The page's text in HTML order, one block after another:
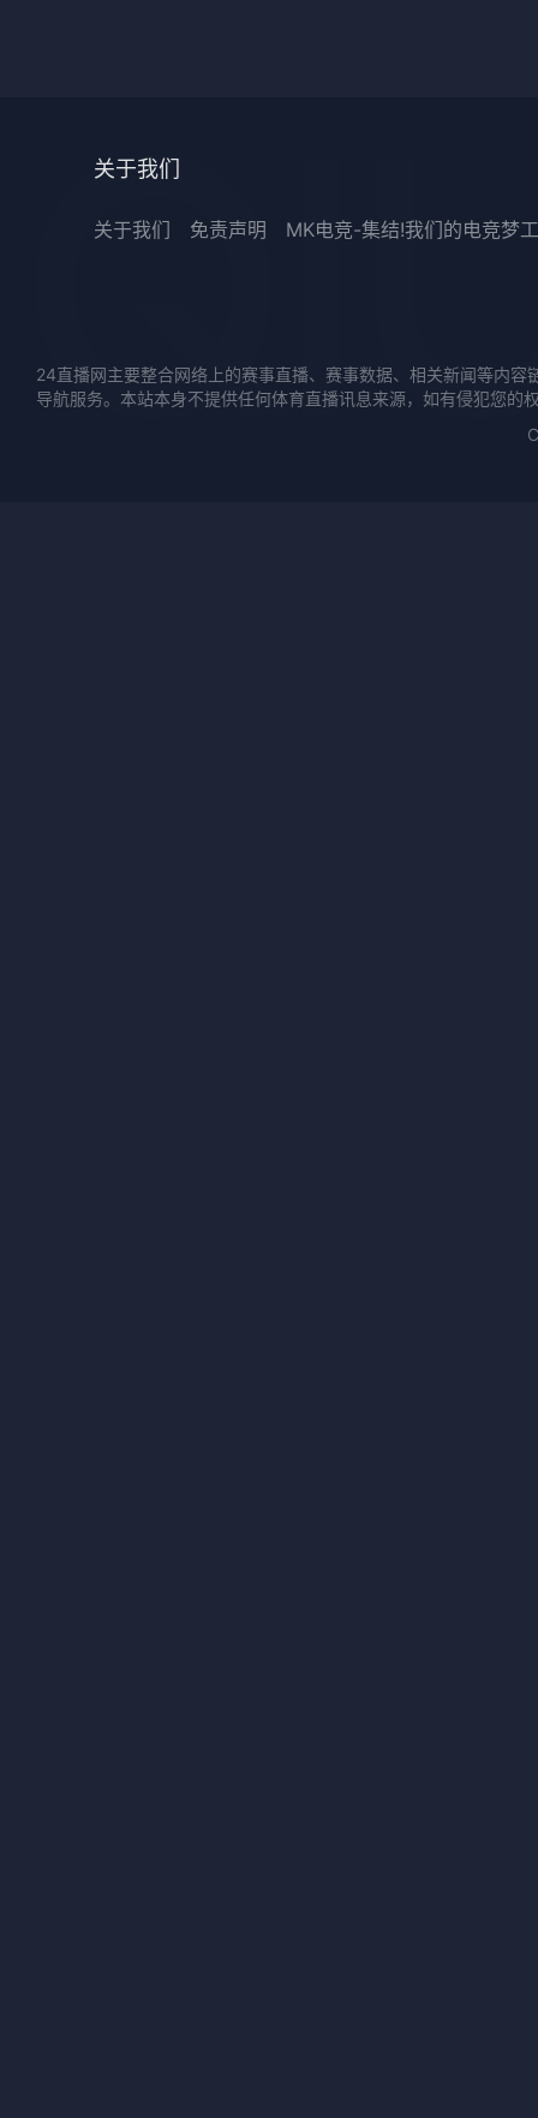
关于我们
关于我们 免责声明 MK电竞-集结!我们的电竞梦
24直播网主要整合网络上的赛事直播、赛事数据、相关新闻等内
导航服务。本站本身不提供任何体育直播讯息来源，如有侵犯您的